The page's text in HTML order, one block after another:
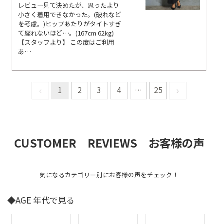
レビュー見て決めたが、思ったより
小さく着用できなかった。(破れなど
を考慮。)ヒップあたりがタイトすぎ
て座れないほど…。(167cm 62kg)
【スタッフより】 この度はご利用
あ…
1 2 3 4 … 25
CUSTOMER REVIEWS お客様の声
気になるカテゴリー別にお客様の声をチェック！
◆AGE 年代で見る